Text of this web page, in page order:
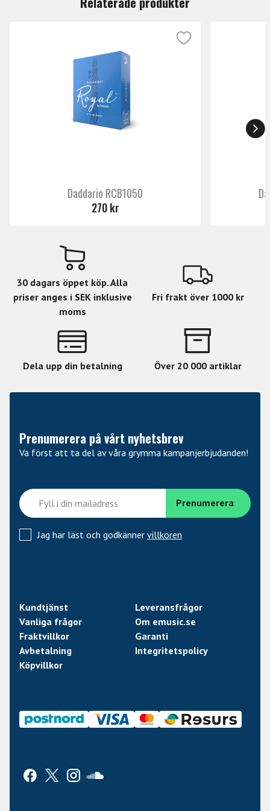
Daddario RCB1050
270 kr
30 dagars öppet köp. Alla
priser anges i SEK inklusive
moms
Fri frakt över 1000 kr
Dela upp din betalning Över 20 000 artiklar
Prenumerera på vårt nyhetsbrev
Va först att ta del av våra grymma kampanjerbjudanden!
Jag har läst och godkänner villkoren
Kundtjänst
Leveransfrågor
Vanliga frågor
Om emusic.se
Fraktvillkor
Garanti
Avbetalning
Integritetspolicy
Köpvillkor